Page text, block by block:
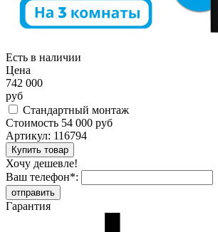
Есть в наличии
Цена
742 000
руб
Стандартный монтаж
Стоимость 54 000 руб
Артикул: 116794
Хочу дешевле!
Ваш телефон*:
Гарантия